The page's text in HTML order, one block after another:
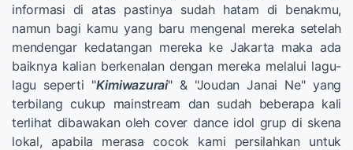
informasi di atas pastinya sudah hatam di benakmu,
namun bagi kamu yang baru mengenal mereka setelah
mendengar kedatangan mereka ke Jakarta maka ada
baiknya kalian berkenalan dengan mereka melalui lagu-
lagu seperti "Kimiwazurai" & "Joudan Janai Ne" yang
terbilang cukup mainstream dan sudah beberapa kali
terlihat dibawakan oleh cover dance idol grup di skena
lokal, apabila merasa cocok kami persilahkan untuk